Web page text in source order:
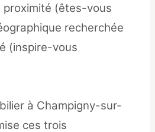
proximité (êtes-vous
recherchée
(inspire-vous
à Champigny-sur-
ces trois